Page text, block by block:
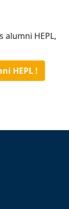
alumni HEPL,
HEPL !